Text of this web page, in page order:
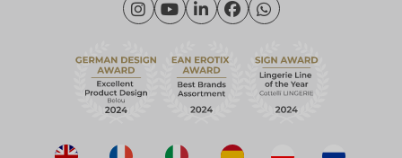
Freitag: 09:00 - 15:00 Uhr
Kontakt
Häufige Fragen
Nachhaltigkeit
eroFame